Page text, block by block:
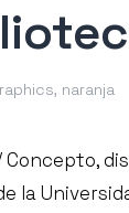
, naranja
la